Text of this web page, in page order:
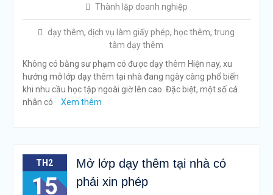
Thành lập doanh nghiệp
dạy thêm, dịch vụ làm giấy phép, học thêm,trung
tâm dạy thêm
Không có bằng sư phạm có được dạy thêm Hiện nay, xu
hướng mở lớp dạy thêm tại nhà đang ngày càng phổ biến
khi nhu cầu học tập ngoài giờ lên cao. Đặc biệt, một số cá
nhân có
Xem thêm
TH2
15
Mở lớp dạy thêm tại nhà có
phải xin phép